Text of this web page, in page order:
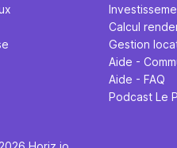
Calcul
Gestion
Aide -
Aide - FAQ
Podcast Le